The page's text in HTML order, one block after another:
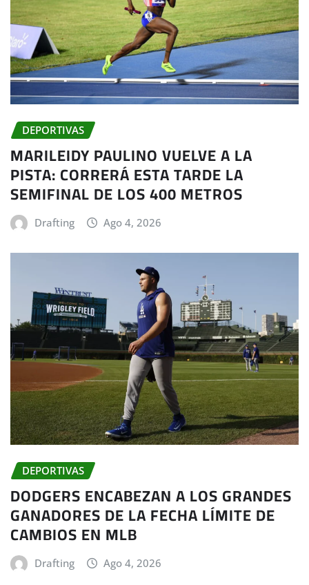
DEPORTIVAS
MARILEIDY PAULINO VUELVE A LA
PISTA: CORRERÁ ESTA TARDE LA
SEMIFINAL DE LOS 400 METROS
Drafting Ago 4, 2026
DEPORTIVAS
DODGERS ENCABEZAN A LOS GRANDES
GANADORES DE LA FECHA LÍMITE DE
CAMBIOS EN MLB
Drafting Ago 4, 2026